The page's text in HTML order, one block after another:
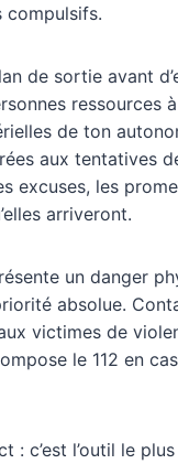
compulsifs.
de sortie avant
ressources
de ton
aux tentatives
excuses, les
arriveront.
un danger
absolue.
victimes de
le 112 en
: c’est l’outil le